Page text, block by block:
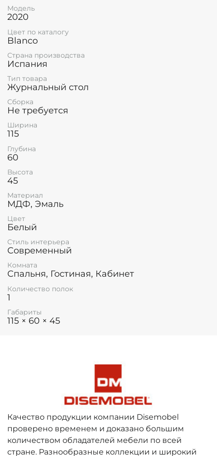
Модель
2020
Цвет по каталогу
Blanco
Страна производства
Испания
Тип товара
Журнальный стол
Сборка
Не требуется
Ширина
115
Глубина
60
Высота
45
Материал
МДФ, Эмаль
Цвет
Белый
Стиль интерьера
Современный
Комната
Спальня, Гостиная, Кабинет
Количество полок
1
Габариты
115 × 60 × 45
Качество продукции компании Disemobel
проверено временем и доказано большим
количеством обладателей мебели по всей
стране. Разнообразные коллекции и широкий